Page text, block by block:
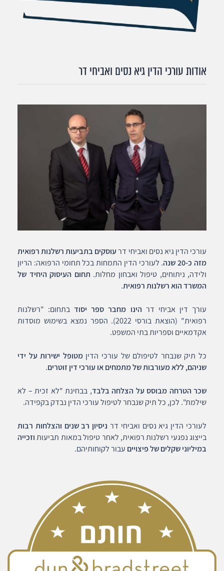
אודות עורכי הדין גיא נסים ואביחי דר
עורכי הדין גיא נסים ואביחי דרעוסקים בתביעות רשלנות רפואית
מזה כ-20 שנה
. לעורכי הדין התמחות בכל תחומי הרפואה: הריון
ולידה, ניתוחים, טיפול ואבחון מחלות. תחום העיסוק היחיד של
המשרד הוא רשלנות רפואית.
עורך דין אביחי דר הינו מחבר ספר יסודבתחום: "רשלנות
רפואית" (הוצאת בורסי 2022). הספר נמצא בשימוש מוסדות
אקדמאיים וספריות בתי המשפט.
כל תיק שנבחר לטיפולם של עורכי הדיןמטופל ישירות על ידי
שניהם, ללא מעורבות של מתמחים או עורכי דין זוטרים.
שכר הטרחה מבוסס על הצלחה בלבד, בבחינת "לא זכית – לא
שילמת". לכן, כל תיק שנבחר לטיפול עורכי הדין נבדק בקפידה.
לעורכי הדין גיא נסים ואביחי דר ניסיון רב שנים והצלחות רבות
בייצוג נפגעי רשלנות רפואית, לאחר טיפול במאות תביעותוזכייה
במיליוני שקלים של פיצויים עבור לקוחותיהם.